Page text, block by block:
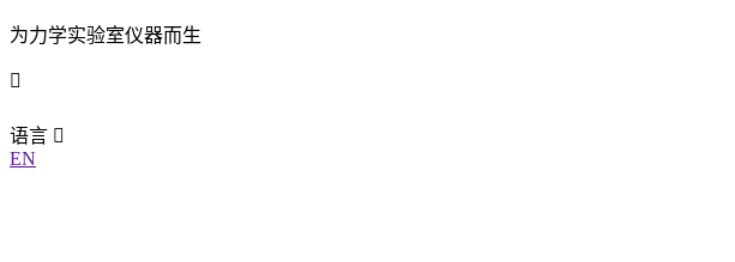
为力学实验室仪器而生
语言
EN